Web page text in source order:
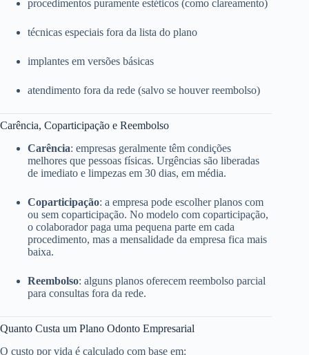
procedimentos puramente estéticos (como clareamento)
técnicas especiais fora da lista do plano
implantes em versões básicas
atendimento fora da rede (salvo se houver reembolso)
Carência, Coparticipação e Reembolso
Carência: empresas geralmente têm condições
melhores que pessoas físicas. Urgências são liberadas
de imediato e limpezas em 30 dias, em média.
Coparticipação: a empresa pode escolher planos com
ou sem coparticipação. No modelo com coparticipação,
o colaborador paga uma pequena parte em cada
procedimento, mas a mensalidade da empresa fica mais
baixa.
Reembolso: alguns planos oferecem reembolso parcial
para consultas fora da rede.
Quanto Custa um Plano Odonto Empresarial
O custo por vida é calculado com base em: